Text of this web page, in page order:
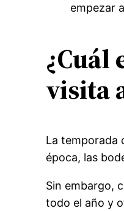
empezar
¿Cuál
visita
La temporada
época, las
Sin embargo,
todo el año y